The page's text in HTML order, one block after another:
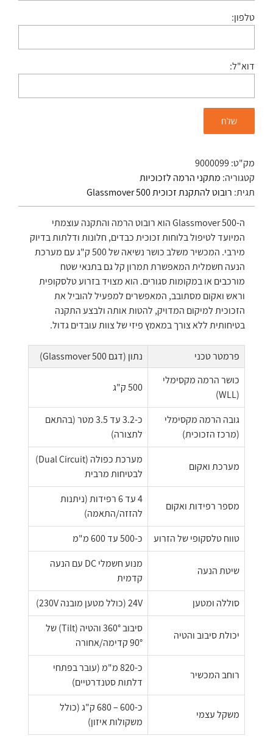
טלפון:
דוא"ל:
מק"ט: 9000099
קטגוריה: מתקני הרמה לזכוכיות
תגית: רובוט להתקנת זכוכית Glassmover 500
ה-Glassmover 500 הוא רובוט הרמה והתקנה עוצמתי
המיועד לטיפול בלוחות זכוכית כבדים, חלונות ודלתות בדיוק
מירבי. המכשיר משלב כושר נשיאה של 500 ק"ג עם מערכת
הנעה חשמלית המאפשרת תמרון קל גם בתנאי שטח
מורכבים או במקומות סגורים. הוא מצויד בזרוע טלסקופית
וראש ואקום מסתובב, המאפשרים למפעיל להוביל את
הזכוכית למיקום המדויק, להטות אותה ולבצע התקנה
בטיחותית ללא צורך במאמץ פיזי של צוות עובדים גדול.
פרמטר טכני
נתון (דגם Glassmover 500)
כושר הרמה מקסימלי
(WLL)
500 ק"ג
גובה הרמה מקסימלי
(מרכז הזכוכית)
כ-3.2 עד 3.5 מטר (בהתאם
לתצורה)
מערכת ואקום
מערכת כפולה (Dual Circuit)
לבטיחות מרבית
מספר רפידות ואקום
4 עד 6 רפידות (ניתנות
להזזה/התאמה)
טווח טלסקופי של הזרוע
כ-500 עד 600 מ"מ
שיטת הנעה
מנוע חשמלי DC עם הנעה
קדמית
סוללה ומטען
24V (כולל מטען מובנה 230V)
יכולת סיבוב והטיה
סיבוב 360° והטיה (Tilt) של
90° קדימה/אחורה
רוחב המכשיר
כ-820 מ"מ (עובר בפתחי
דלתות סטנדרטיים)
משקל עצמי
כ-600 – 680 ק"ג (כולל
משקולות איזון)